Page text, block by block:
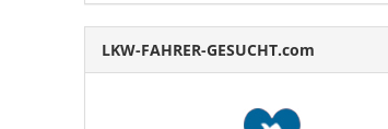
LKW-FAHRER-GESUCHT.com